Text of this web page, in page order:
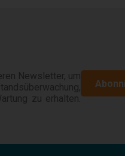
Newsletter, um
zu erhalten.